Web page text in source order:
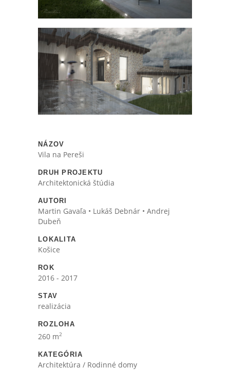
NÁZOV
Vila na Pereši
DRUH PROJEKTU
Architektonická štúdia
AUTORI
Martin Gavaľa • Lukáš Debnár • Andrej
Dubeň
LOKALITA
Košice
ROK
2016 - 2017
STAV
realizácia
ROZLOHA
260 m2
KATEGÓRIA
Architektúra / Rodinné domy